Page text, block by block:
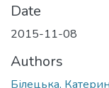
Date
2015-11-08
Authors
Білецька,